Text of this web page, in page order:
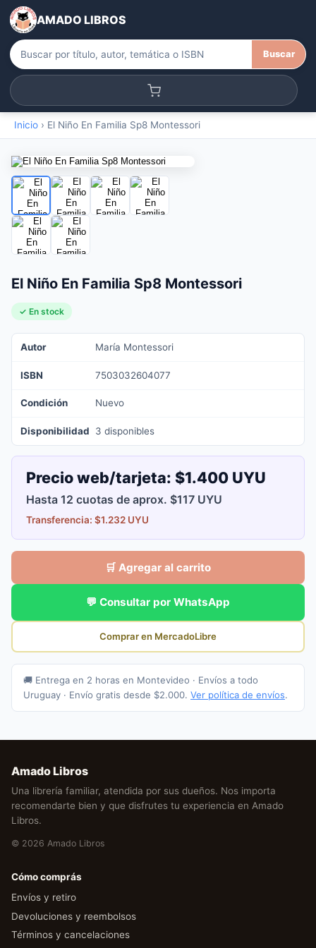
AMADO LIBROS
Buscar
Inicio › El Niño En Familia Sp8 Montessori
El Niño En Familia Sp8 Montessori
✓ En stock
Autor María Montessori
ISBN 7503032604077
Condición Nuevo
Disponibilidad 3 disponibles
Precio web/tarjeta: $1.400 UYU
Hasta 12 cuotas de aprox. $117 UYU
Transferencia: $1.232 UYU
🛒 Agregar al carrito
💬 Consultar por WhatsApp
Comprar en MercadoLibre
🚚 Entrega en 2 horas en Montevideo · Envíos a todo
Uruguay · Envío gratis desde $2.000. Ver política de envíos.
Amado Libros
Una librería familiar, atendida por sus dueños. Nos importa
recomendarte bien y que disfrutes tu experiencia en Amado
Libros.
© 2026 Amado Libros
Cómo comprás
Envíos y retiro
Devoluciones y reembolsos
Términos y cancelaciones